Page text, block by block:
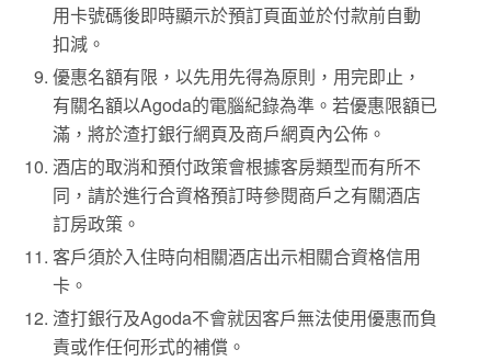
用卡號碼後即時顯示於預訂頁面並於付款前自動
扣減。
優惠名額有限，以先用先得為原則，用完即止，
有關名額以Agoda的電腦紀錄為準。若優惠限額已
滿，將於渣打銀行網頁及商戶網頁內公佈。
酒店的取消和預付政策會根據客房類型而有所不
同，請於進行合資格預訂時參閱商戶之有關酒店
訂房政策。
客戶須於入住時向相關酒店出示相關合資格信用
卡。
渣打銀行及Agoda不會就因客戶無法使用優惠而負
責或作任何形式的補償。